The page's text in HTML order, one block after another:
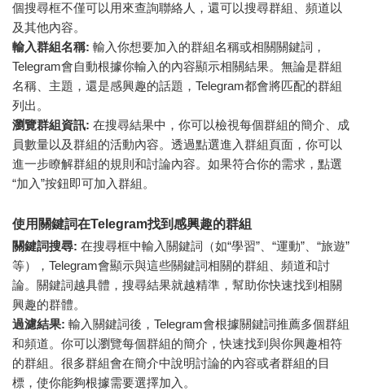
個搜尋框不僅可以用來查詢聯絡人，還可以搜尋群組、頻道以
及其他內容。
輸入群組名稱: 輸入你想要加入的群組名稱或相關關鍵詞，
Telegram會自動根據你輸入的內容顯示相關結果。無論是群組
名稱、主題，還是感興趣的話題，Telegram都會將匹配的群組
列出。
瀏覽群組資訊: 在搜尋結果中，你可以檢視每個群組的簡介、成
員數量以及群組的活動內容。透過點選進入群組頁面，你可以
進一步瞭解群組的規則和討論內容。如果符合你的需求，點選
“加入”按鈕即可加入群組。
使用關鍵詞在Telegram找到感興趣的群組
關鍵詞搜尋: 在搜尋框中輸入關鍵詞（如“學習”、“運動”、“旅遊”
等），Telegram會顯示與這些關鍵詞相關的群組、頻道和討
論。關鍵詞越具體，搜尋結果就越精準，幫助你快速找到相關
興趣的群體。
過濾結果: 輸入關鍵詞後，Telegram會根據關鍵詞推薦多個群組
和頻道。你可以瀏覽每個群組的簡介，快速找到與你興趣相符
的群組。很多群組會在簡介中說明討論的內容或者群組的目
標，使你能夠根據需要選擇加入。